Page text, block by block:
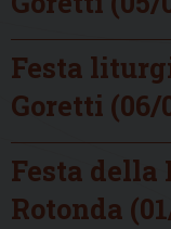
Festa
Goretti (06/
Festa della
Rotonda